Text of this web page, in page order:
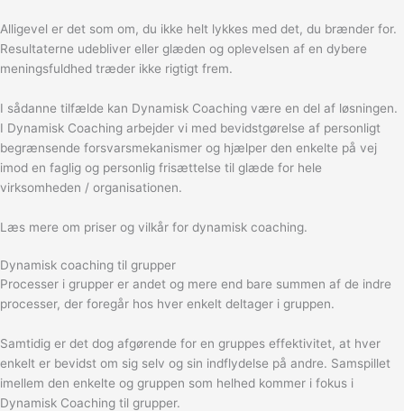
Alligevel er det som om, du ikke helt lykkes med det, du brænder for.
Resultaterne udebliver eller glæden og oplevelsen af en dybere
meningsfuldhed træder ikke rigtigt frem.
I sådanne tilfælde kan Dynamisk Coaching være en del af løsningen.
I Dynamisk Coaching arbejder vi med bevidstgørelse af personligt
begrænsende forsvarsmekanismer og hjælper den enkelte på vej
imod en faglig og personlig frisættelse til glæde for hele
virksomheden / organisationen.
Læs mere om priser og vilkår for dynamisk coaching.
Dynamisk coaching til grupper
Processer i grupper er andet og mere end bare summen af de indre
processer, der foregår hos hver enkelt deltager i gruppen.
Samtidig er det dog afgørende for en gruppes effektivitet, at hver
enkelt er bevidst om sig selv og sin indflydelse på andre. Samspillet
imellem den enkelte og gruppen som helhed kommer i fokus i
Dynamisk Coaching til grupper.